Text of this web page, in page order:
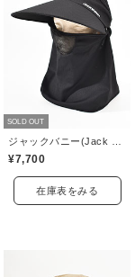
SOLD OUT
¥7,700
在庫表をみる